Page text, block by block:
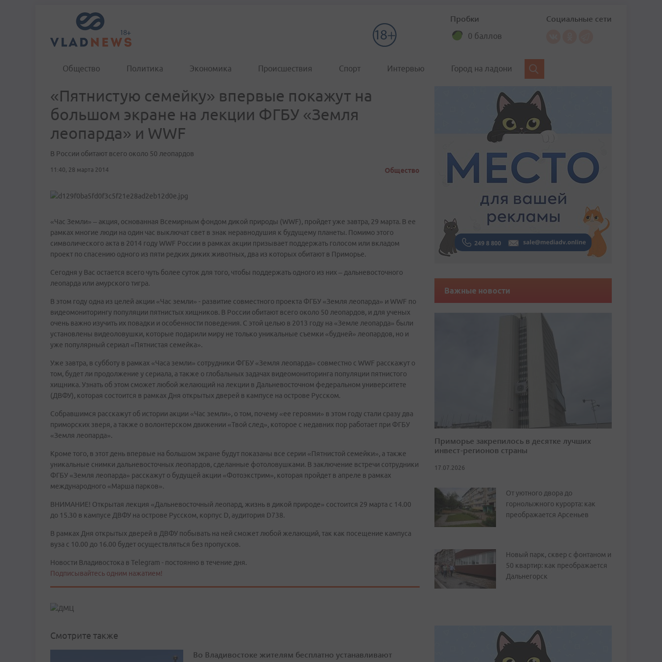
Пробки
0 баллов
Социальные сети
Общество Политика Экономика Происшествия Спорт Интервью Город на ладони
«Пятнистую семейку» впервые покажут на
большом экране на лекции ФГБУ «Земля
леопарда» и WWF
В России обитают всего около 50 леопардов
11:40, 28 марта 2014 Общество
«Час Земли» – акция, основанная Всемирным фондом дикой природы (WWF), пройдет уже завтра, 29 марта. В ее
рамках многие люди на один час выключат свет в знак неравнодушия к будущему планеты. Помимо этого
символического акта в 2014 году WWF России в рамках акции призывает поддержать голосом или вкладом
проект по спасению одного из пяти редких диких животных, два из которых обитают в Приморье.
Сегодня у Вас остается всего чуть более суток для того, чтобы поддержать одного из них – дальневосточного
леопарда или амурского тигра.
В этом году одна из целей акции «Час земли» - развитие совместного проекта ФГБУ «Земля леопарда» и WWF по
видеомониторингу популяции пятнистых хищников. В России обитают всего около 50 леопардов, и для ученых
очень важно изучить их повадки и особенности поведения. С этой целью в 2013 году на «Земле леопарда» были
установлены видеоловушки, которые подарили миру не только уникальные съемки «будней» леопардов, но и
уже популярный сериал «Пятнистая семейка».
Уже завтра, в субботу в рамках «Часа земли» сотрудники ФГБУ «Земля леопарда» совместно с WWF расскажут о
том, будет ли продолжение у сериала, а также о глобальных задачах видеомониторинга популяции пятнистого
хищника. Узнать об этом сможет любой желающий на лекции в Дальневосточном федеральном университете
(ДВФУ), которая состоится в рамках Дня открытых дверей в кампусе на острове Русском.
Собравшимся расскажут об истории акции «Час земли», о том, почему «ее героями» в этом году стали сразу два
приморских зверя, а также о волонтерском движении «Твой след», которое с недавних пор работает при ФГБУ
«Земля леопарда».
Кроме того, в этот день впервые на большом экране будут показаны все серии «Пятнистой семейки», а также
уникальные снимки дальневосточных леопардов, сделанные фотоловушками. В заключение встречи сотрудники
ФГБУ «Земля леопарда» расскажут о будущей акции «Фотоэкстрим», которая пройдет в апреле в рамках
международного «Марша парков».
ВНИМАНИЕ! Открытая лекция «Дальневосточный леопард, жизнь в дикой природе» состоится 29 марта с 14.00
до 15.30 в кампусе ДВФУ на острове Русском, корпус D, аудитория D738.
В рамках Дня открытых дверей в ДВФУ побывать на ней сможет любой желающий, так как посещение кампуса
вуза с 10.00 до 16.00 будет осуществляться без пропусков.
Новости Владивостока в Telegram - постоянно в течение дня.
Подписывайтесь одним нажатием!
Смотрите также
Во Владивостоке жителям бесплатно устанавливают
Важные новости
Приморье закрепилось в десятке лучших
инвест-регионов страны
17.07.2026
От уютного двора до
горнолыжного курорта: как
преображается Арсеньев
Новый парк, сквер с фонтаном и
50 квартир: как преображается
Дальнегорск